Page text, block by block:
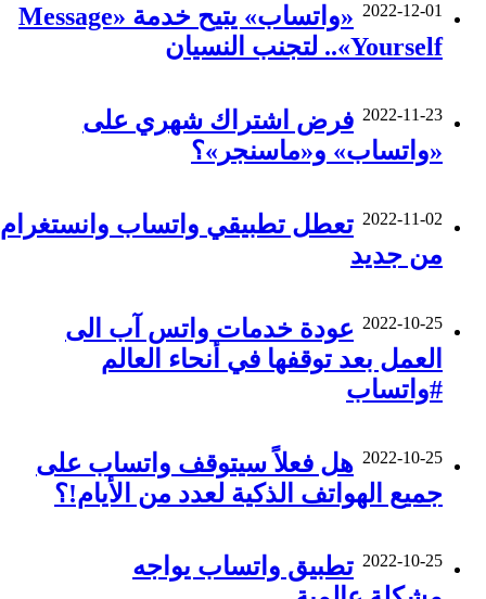
2022-12-01
«واتساب» يتيح خدمة «Message
Yourself».. لتجنب النسيان
2022-11-23 فرض اشتراك شهري على
«واتساب» و«ماسنجر»؟
2022-11-02 تعطل تطبيقي واتساب وانستغرام
من جديد
2022-10-25 عودة خدمات واتس آب الى
العمل بعد توقفها في أنحاء العالم
#واتساب
2022-10-25 هل فعلاً سيتوقف واتساب على
جميع الهواتف الذكية لعدد من الأيام!؟
2022-10-25 تطبيق واتساب يواجه